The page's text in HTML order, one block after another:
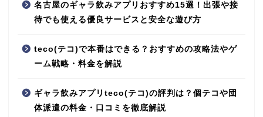
名古屋のギャラ飲みアプリおすすめ15選！出張や接
待でも使える優良サービスと安全な遊び方
teco(テコ)で本番はできる？おすすめの攻略法やゲ
ーム戦略・料金を解説
ギャラ飲みアプリteco(テコ)の評判は？個テコや団
体派遣の料金・口コミを徹底解説